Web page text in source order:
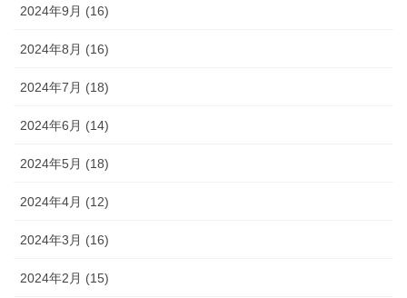
2024年9月 (16)
2024年8月 (16)
2024年7月 (18)
2024年6月 (14)
2024年5月 (18)
2024年4月 (12)
2024年3月 (16)
2024年2月 (15)